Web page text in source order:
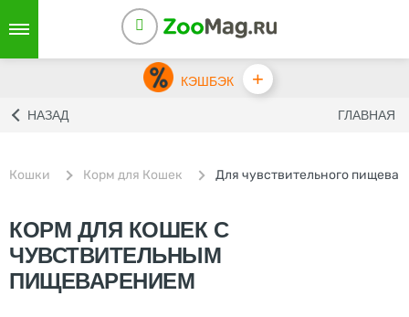
КЭШБЭК +
НАЗАД ГЛАВНАЯ
Кошки Корм для Кошек Для чувствительного
КОРМ ДЛЯ КОШЕК С
ЧУВСТВИТЕЛЬНЫМ
ПИЩЕВАРЕНИЕМ